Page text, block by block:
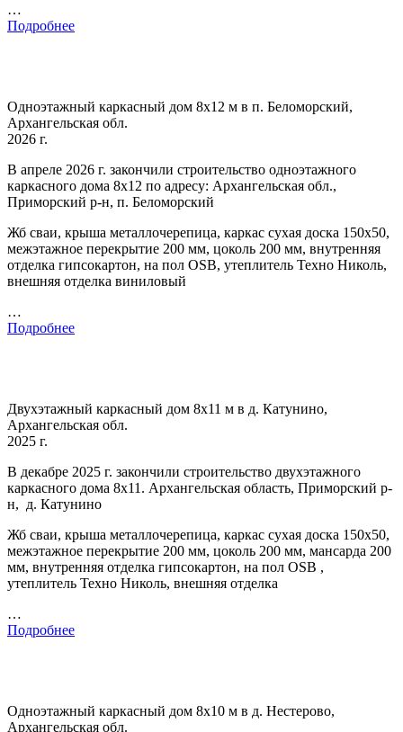
…
Подробнее
Одноэтажный каркасный дом 8х12 м в п. Беломорский,
Архангельская обл.
2026 г.
В апреле 2026 г. закончили строительство одноэтажного
каркасного дома 8х12 по адресу: Архангельская обл.,
Приморский р-н, п. Беломорский
Жб сваи, крыша металлочерепица, каркас сухая доска 150х50,
межэтажное перекрытие 200 мм, цоколь 200 мм, внутренняя
отделка гипсокартон, на пол OSB, утеплитель Техно Николь,
внешняя отделка виниловый
…
Подробнее
Двухэтажный каркасный дом 8х11 м в д. Катунино,
Архангельская обл.
2025 г.
В декабре 2025 г. закончили строительство двухэтажного
каркасного дома 8х11. Архангельская область, Приморский р-
н, д. Катунино
Жб сваи, крыша металлочерепица, каркас сухая доска 150х50,
межэтажное перекрытие 200 мм, цоколь 200 мм, мансарда 200
мм, внутренняя отделка гипсокартон, на пол OSB ,
утеплитель Техно Николь, внешняя отделка
…
Подробнее
Одноэтажный каркасный дом 8х10 м в д. Нестерово,
Архангельская обл.